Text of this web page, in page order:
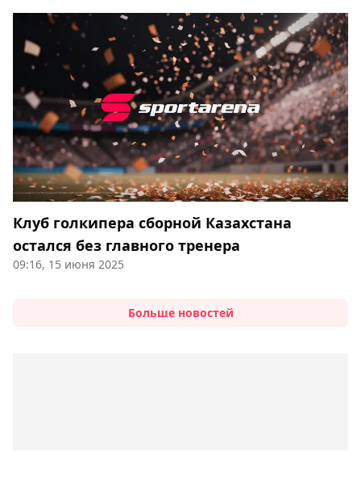
Клуб голкипера сборной Казахстана
остался без главного тренера
09:16, 15 июня 2025
Больше новостей